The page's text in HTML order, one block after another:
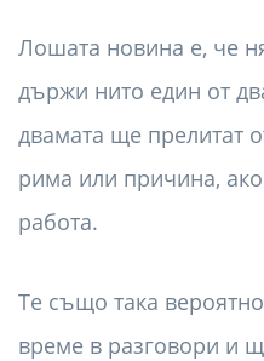
Лошата новина е, че
държи нито един от
двамата ще прелитат
рима или причина,
работа.
Те също така
време в разговори и